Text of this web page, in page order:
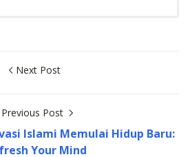
Next Post
Previous Post
Islami Memulai Hidup Baru:
Your Mind